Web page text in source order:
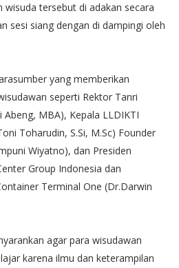
wisuda tersebut di adakan secara
sesi siang dengan di dampingi oleh
yang memberikan
seperti Rektor Tanri
Abeng, MBA), Kepala LLDIKTI
Toharudin, S.Si, M.Sc) Founder
Wiyatno), dan Presiden
Group Indonesia dan
Terminal One (Dr.Darwin
agar para wisudawan
karena ilmu dan keterampilan